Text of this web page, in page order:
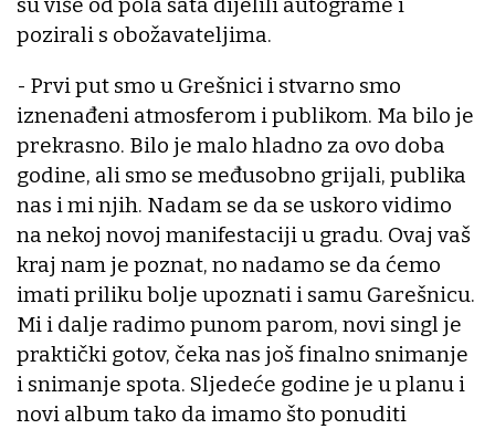
pozirali s obožavateljima.
- Prvi put smo u Grešnici i stvarno smo
iznenađeni atmosferom i publikom. Ma bilo je
prekrasno. Bilo je malo hladno za ovo doba
godine, ali smo se međusobno grijali, publika
nas i mi njih. Nadam se da se uskoro vidimo
na nekoj novoj manifestaciji u gradu. Ovaj vaš
kraj nam je poznat, no nadamo se da ćemo
imati priliku bolje upoznati i samu Garešnicu.
Mi i dalje radimo punom parom, novi singl je
praktički gotov, čeka nas još finalno snimanje
i snimanje spota. Sljedeće godine je u planu i
novi album tako da imamo što ponuditi